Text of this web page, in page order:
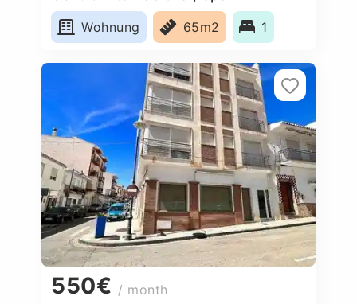
Wohnung
65m2 1
550€ / month